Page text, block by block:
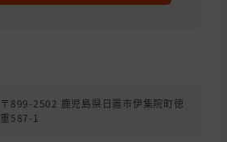
〒899-2502 鹿児島県日置市伊集院町徳
重587-1